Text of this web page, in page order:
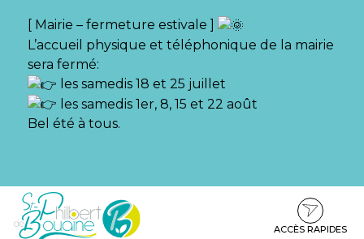
[ Mairie – fermeture estivale ]
L’accueil physique et téléphonique de la mairie
sera fermé:
les samedis 18 et 25 juillet
les samedis 1er, 8, 15 et 22 août
Bel été à tous.
Aller
Aller
contenu
Aller
pied
ACCÈS RAPIDES